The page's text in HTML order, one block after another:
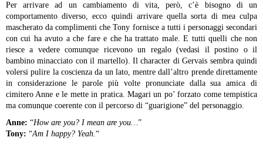
Per arrivare ad un cambiamento di vita, però, c’è bisogno di un
comportamento diverso, ecco quindi arrivare quella sorta di mea culpa
mascherato da complimenti che Tony fornisce a tutti i personaggi secondari
con cui ha avuto a che fare e che ha trattato male. E tutti quelli che non
riesce a vedere comunque ricevono un regalo (vedasi il postino o il
bambino minacciato con il martello). Il character di Gervais sembra quindi
volersi pulire la coscienza da un lato, mentre dall’altro prende direttamente
in considerazione le parole più volte pronunciate dalla sua amica di
cimitero Anne e le mette in pratica. Magari un po’ forzato come tempistica
ma comunque coerente con il percorso di “guarigione” del personaggio.
Anne: “How are you? I mean are you…”
Tony: “Am I happy? Yeah.“